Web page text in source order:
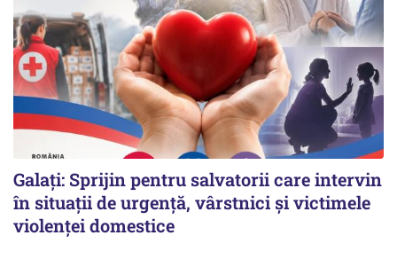
Galați: Sprijin pentru salvatorii care intervin
în situații de urgență, vârstnici și victimele
violenței domestice